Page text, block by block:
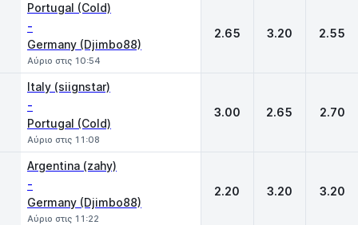
Portugal (Cold)
-
Germany (Djimbo88)
Αύριο στις 10:54
2.65 3.20 2.55
Italy (siignstar)
-
Portugal (Cold)
Αύριο στις 11:08
3.00 2.65 2.70
Argentina (zahy)
-
Germany (Djimbo88)
Αύριο στις 11:22
2.20 3.20 3.20